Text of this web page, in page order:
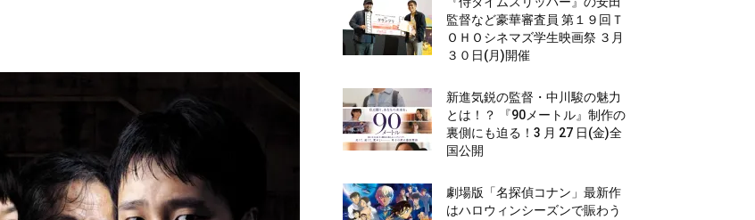
監督など豪華審査員 第１９回Ｔ
ＯＨＯシネマズ学生映画祭 ３月
３０日(月)開催
新進気鋭の監督・中川駿の魅力
とは！？ 『90メートル』制作の
裏側にも迫る！3 月 27 日(金)全
国公開
劇場版「名探偵コナン」最新作
はハロウィンシーズンで賑わう